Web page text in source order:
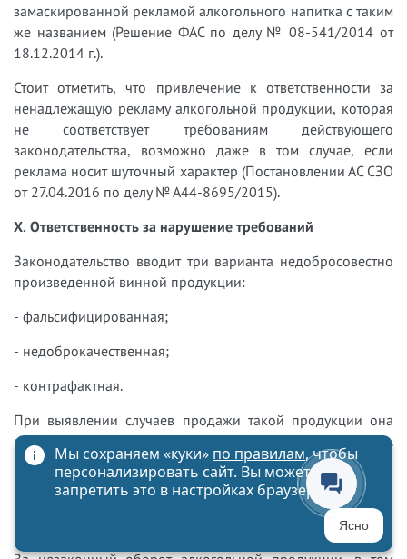
замаскированной рекламой алкогольного напитка с таким
же названием (Решение ФАС по делу № 08-541/2014 от
18.12.2014 г.).
Стоит отметить, что привлечение к ответственности за
ненадлежащую рекламу алкогольной продукции, которая
не соответствует требованиям действующего
законодательства, возможно даже в том случае, если
реклама носит шуточный характер (Постановлении АС СЗО
от 27.04.2016 по делу № А44-8695/2015).
X. Ответственность за нарушение требований
Законодательство вводит три варианта недобросовестно
произведенной винной продукции:
- фальсифицированная;
- недоброкачественная;
- контрафактная.
При выявлении случаев продажи такой продукции она
изымается из оборота, а в дальнейшем уничтожается.
Порядок уничтожения изъятой фальсифицированной,
недоброкачественной и контрафактной продукции
виноградства и виноделия определяется в Постановлении
Мы сохраняем «куки» по правилам, чтобы
персонализировать сайт. Вы можете
запретить это в настройках браузера
Ясно